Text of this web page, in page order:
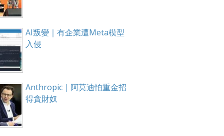
AI叛變｜有企業遭Meta模型
入侵
Anthropic｜阿莫迪怕重金招
得貪財奴